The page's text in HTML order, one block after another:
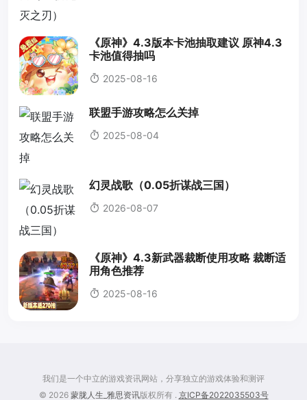
《原神》4.3版本卡池抽取建议 原神4.3
卡池值得抽吗
2025-08-16
联盟手游攻略怎么关掉
2025-08-04
幻灵战歌（0.05折谋战三国）
2026-08-07
《原神》4.3新武器裁断使用攻略 裁断适
用角色推荐
2025-08-16
© 2026 蒙胧人生_雅思资讯版权所有 . 京ICP备2022035503号
我们是一个中立的游戏资讯网站，分享独立的游戏体验和测评